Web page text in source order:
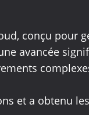
conçu pour
avancée
et a obtenu